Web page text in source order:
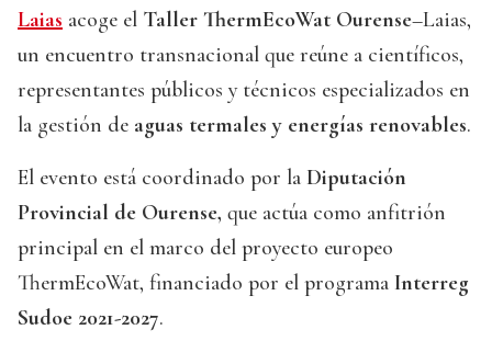
Laias acoge el Taller ThermEcoWat Ourense–Laias,
un encuentro transnacional que reúne a científicos,
representantes públicos y técnicos especializados en
la gestión de aguas termales y energías renovables.
El evento está coordinado por la Diputación
Provincial de Ourense, que actúa como anfitrión
principal en el marco del proyecto europeo
ThermEcoWat, financiado por el programa Interreg
Sudoe 2021-2027.